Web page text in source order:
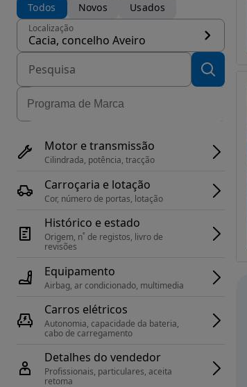
Todos
Novos Usados
Localização
Cacia, concelho Aveiro
Motor e transmissão
Cilindrada, potência, tracção
Carroçaria e lotação
Cor, número de portas, lotação
Histórico e estado
Origem, n˚ de registos, livro de
revisões
Equipamento
Airbag, ar condicionado, multimedia
Carros elétricos
Autonomia, capacidade da bateria,
cabo de carregamento
Detalhes do vendedor
Profissionais, particulares, aceita
retoma